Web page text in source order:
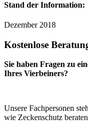
Stand der Information:
Dezember 2018
Kostenlose
Sie haben Fragen zu
Ihres Vierbeiners?
Unsere Fachpersonen
wie Zeckenschutz